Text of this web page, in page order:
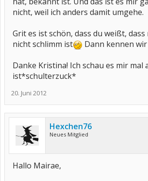
nicht, weil ich anders damit umgehe.
Grit es ist schön, dass du weißt, dass
nicht schlimm ist
Dann kennen
Danke Kristina! Ich schau es mir mal
ist*schulterzuck*
20. Juni 2012
Hexchen76
Neues Mitglied
Hallo Mairae,